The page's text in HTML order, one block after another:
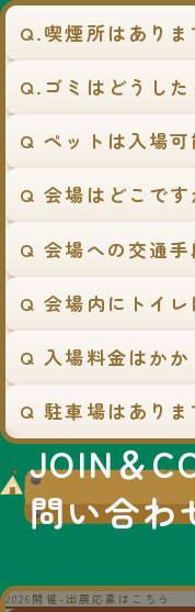
Q.喫煙所はありま
Q.ゴミはどうした
Q ペットは入場
Q 会場はどこです
Q 会場への交通
Q 会場内にトイレ
Q 入場料金はかか
Q 駐車場はありま
JOIN＆
問い合わ
2026開催-出展応募はこちら